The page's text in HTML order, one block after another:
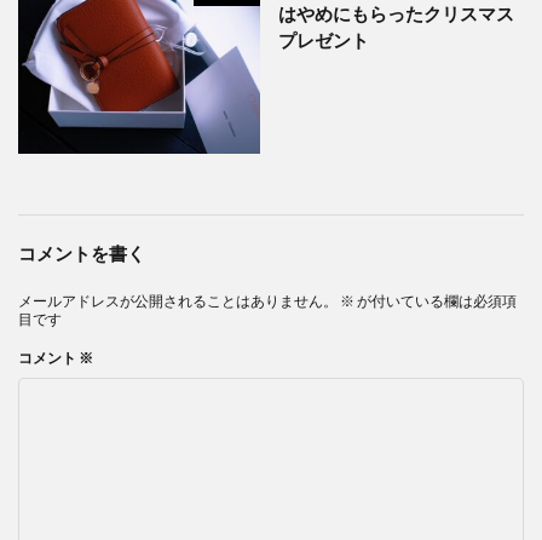
はやめにもらったクリスマス
プレゼント
コメントを書く
メールアドレスが公開されることはありません。 ※ が付いている欄は必須項
目です
コメント ※